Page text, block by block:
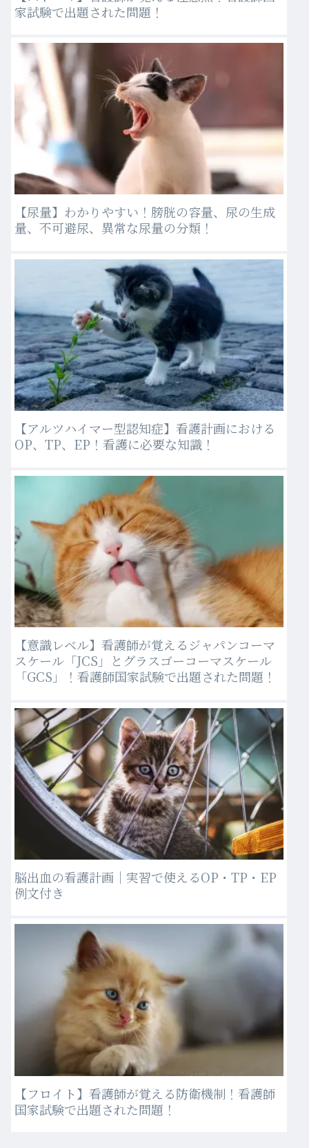
家試験で出題された問題！
【尿量】わかりやすい！膀胱の容量、尿の生成
量、不可避尿、異常な尿量の分類！
【アルツハイマー型認知症】看護計画における
OP、TP、EP！看護に必要な知識！
【意識レベル】看護師が覚えるジャパンコーマ
スケール「JCS」とグラスゴーコーマスケール
「GCS」！看護師国家試験で出題された問題！
脳出血の看護計画｜実習で使えるOP・TP・EP
例文付き
【フロイト】看護師が覚える防衛機制！看護師
国家試験で出題された問題！